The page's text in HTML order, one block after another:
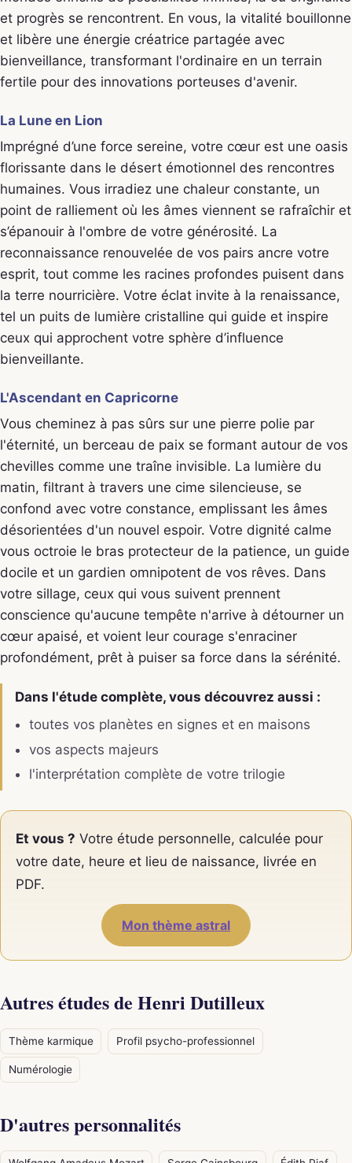
et progrès se rencontrent. En vous, la vitalité bouillonne
et libère une énergie créatrice partagée avec
bienveillance, transformant l'ordinaire en un terrain
fertile pour des innovations porteuses d'avenir.
La Lune en Lion
Imprégné d’une force sereine, votre cœur est une oasis
florissante dans le désert émotionnel des rencontres
humaines. Vous irradiez une chaleur constante, un
point de ralliement où les âmes viennent se rafraîchir et
s’épanouir à l'ombre de votre générosité. La
reconnaissance renouvelée de vos pairs ancre votre
esprit, tout comme les racines profondes puisent dans
la terre nourricière. Votre éclat invite à la renaissance,
tel un puits de lumière cristalline qui guide et inspire
ceux qui approchent votre sphère d’influence
bienveillante.
L'Ascendant en Capricorne
Vous cheminez à pas sûrs sur une pierre polie par
l'éternité, un berceau de paix se formant autour de vos
chevilles comme une traîne invisible. La lumière du
matin, filtrant à travers une cime silencieuse, se
confond avec votre constance, emplissant les âmes
désorientées d'un nouvel espoir. Votre dignité calme
vous octroie le bras protecteur de la patience, un guide
docile et un gardien omnipotent de vos rêves. Dans
votre sillage, ceux qui vous suivent prennent
conscience qu'aucune tempête n'arrive à détourner un
cœur apaisé, et voient leur courage s'enraciner
profondément, prêt à puiser sa force dans la sérénité.
Dans l'étude complète, vous découvrez aussi :
toutes vos planètes en signes et en maisons
vos aspects majeurs
l'interprétation complète de votre trilogie
Et vous ? Votre étude personnelle, calculée pour
votre date, heure et lieu de naissance, livrée en
PDF.
Mon thème astral
Autres études de Henri Dutilleux
Thème karmique Profil psycho-professionnel
Numérologie
D'autres personnalités